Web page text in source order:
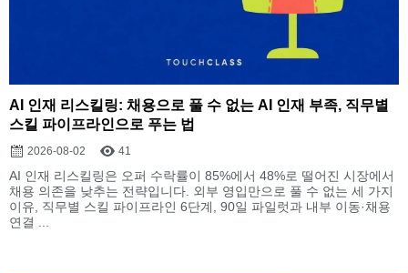
AI 인재 리스킬링: 채용으로 풀 수 없는 AI 인재 부족, 직무별
스킬 파이프라인으로 푸는 법
2026-08-02 41
AI 인재 리스킬링은 오퍼 수락률이 85%에서 48%로 떨어진 시장에서
채용 의존을 낮추는 전략입니다. 외부 영입만으로 풀 수 없는 세 가지
이유, 직무별 스킬 파이프라인 6단계, 90일 파일럿과 내부 이동·채용
연결 ...